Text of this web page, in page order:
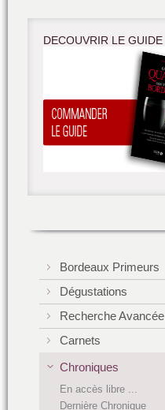
DECOUVRIR LE GUIDE
Bordeaux Primeurs
Dégustations
Recherche Avancée
Carnets
Chroniques
En accès libre ...
Dernière Chronique